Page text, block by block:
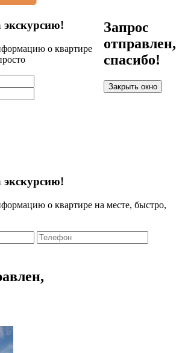
экскурсию!
о квартире
Запрос
отправлен,
спасибо!
Закрыть окно
экскурсию!
о квартире на месте, быстро,